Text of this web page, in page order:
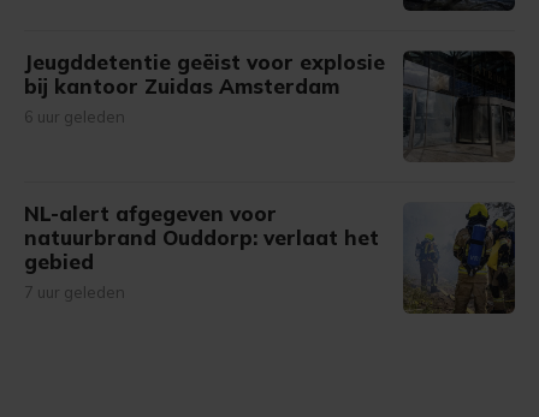
Jeugddetentie geëist voor explosie
bij kantoor Zuidas Amsterdam
6 uur geleden
NL-alert afgegeven voor
natuurbrand Ouddorp: verlaat het
gebied
7 uur geleden